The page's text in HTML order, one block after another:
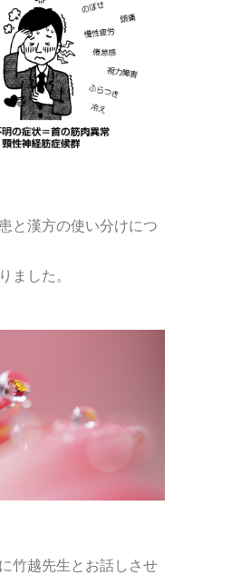
と漢方の使い分けにつ
ました。
竹越先生とお話しさせ